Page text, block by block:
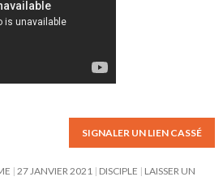
SIGNALER UN LIEN CASSÉ
27 JANVIER 2021 DISCIPLE
LAISSER UN